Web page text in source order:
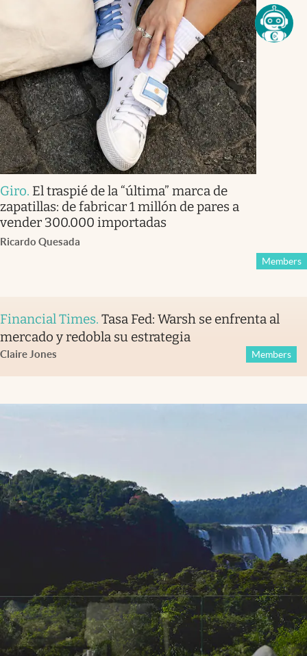
Giro. El traspié de la “última” marca de
zapatillas: de fabricar 1 millón de pares a
vender 300.000 importadas
Ricardo Quesada
Members
Financial Times. Tasa Fed: Warsh se enfrenta al
mercado y redobla su estrategia
Claire Jones Members